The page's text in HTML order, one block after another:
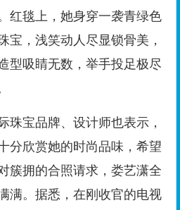
红毯上，她身穿一袭青绿色
宝，浅笑动人尽显锁骨美，
型吸睛无数，举手投足极尽
珠宝品牌、设计师也表示，
分欣赏她的时尚品味，希望
簇拥的合照请求，娄艺潇全
满。据悉，在刚收官的电视